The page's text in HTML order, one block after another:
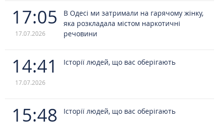
17:05
17.07.2026
В Одесі ми затримали на гарячому жінку,
яка розкладала містом наркотичні
речовини
14:41
17.07.2026
Історії людей, що вас оберігають
15:48 Історії людей, що вас оберігають